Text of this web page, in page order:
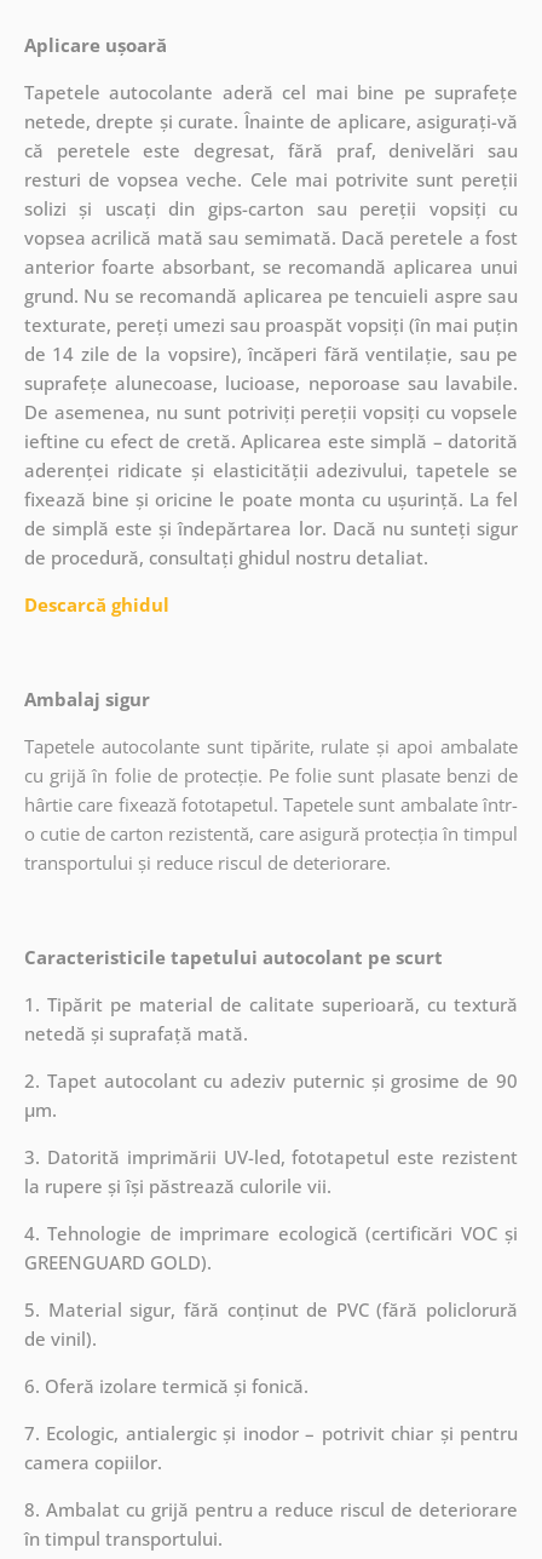
Aplicare ușoară
Tapetele autocolante aderă cel mai bine pe suprafețe
netede, drepte și curate. Înainte de aplicare, asigurați-vă
că peretele este degresat, fără praf, denivelări sau
resturi de vopsea veche. Cele mai potrivite sunt pereții
solizi și uscați din gips-carton sau pereții vopsiți cu
vopsea acrilică mată sau semimată. Dacă peretele a fost
anterior foarte absorbant, se recomandă aplicarea unui
grund. Nu se recomandă aplicarea pe tencuieli aspre sau
texturate, pereți umezi sau proaspăt vopsiți (în mai puțin
de 14 zile de la vopsire), încăperi fără ventilație, sau pe
suprafețe alunecoase, lucioase, neporoase sau lavabile.
De asemenea, nu sunt potriviți pereții vopsiți cu vopsele
ieftine cu efect de cretă. Aplicarea este simplă – datorită
aderenței ridicate și elasticității adezivului, tapetele se
fixează bine și oricine le poate monta cu ușurință. La fel
de simplă este și îndepărtarea lor. Dacă nu sunteți sigur
de procedură, consultați ghidul nostru detaliat.
Descarcă ghidul
Ambalaj sigur
Tapetele autocolante sunt tipărite, rulate și apoi ambalate
cu grijă în folie de protecție. Pe folie sunt plasate benzi de
hârtie care fixează fototapetul. Tapetele sunt ambalate într-
o cutie de carton rezistentă, care asigură protecția în timpul
transportului și reduce riscul de deteriorare.
Caracteristicile tapetului autocolant pe scurt
1. Tipărit pe material de calitate superioară, cu textură
netedă și suprafață mată.
2. Tapet autocolant cu adeziv puternic și grosime de 90
µm.
3. Datorită imprimării UV-led, fototapetul este rezistent
la rupere și își păstrează culorile vii.
4. Tehnologie de imprimare ecologică (certificări VOC și
GREENGUARD GOLD).
5. Material sigur, fără conținut de PVC (fără policlorură
de vinil).
6. Oferă izolare termică și fonică.
7. Ecologic, antialergic și inodor – potrivit chiar și pentru
camera copiilor.
8. Ambalat cu grijă pentru a reduce riscul de deteriorare
în timpul transportului.